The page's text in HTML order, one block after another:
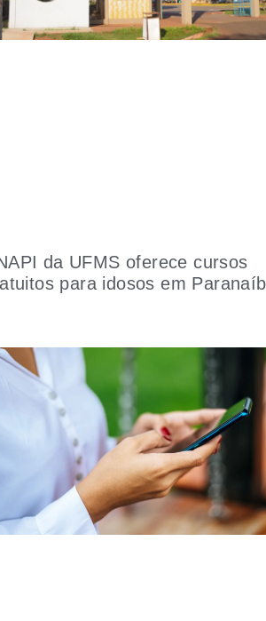
da UFMS oferece cursos
para idosos em